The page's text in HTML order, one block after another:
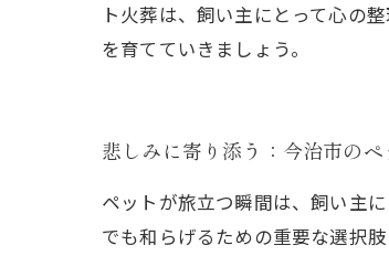
ト火葬は、飼い主にとって心の
を育てていきましょう。
悲しみに寄り添う：今治市の
ペットが旅立つ瞬間は、飼い主
でも和らげるための重要な選択